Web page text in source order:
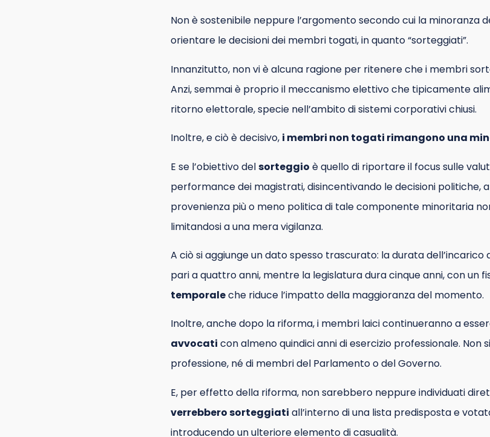
Non è sostenibile neppure l’argomento secondo cui la minoranza
orientare le decisioni dei membri togati, in quanto “sorteggiati”.
Innanzitutto, non vi è alcuna ragione per ritenere che i membri
Anzi, semmai è proprio il meccanismo elettivo che tipicamente
ritorno elettorale, specie nell’ambito di sistemi corporativi chiusi.
Inoltre, e ciò è decisivo, i membri non togati rimangono una
E se l’obiettivo delsorteggio è quello di riportare il focus sulle
performance dei magistrati, disincentivando le decisioni politiche,
provenienza più o meno politica di tale componente minoritaria
limitandosi a una mera vigilanza.
A ciò si aggiunge un dato spesso trascurato: la durata dell’incarico
pari a quattro anni, mentre la legislatura dura cinque anni, con un
temporaleche riduce l’impatto della maggioranza del momento.
Inoltre, anche dopo la riforma, i membri laici continueranno a
avvocati con almeno quindici anni di esercizio professionale. Non
professione, né di membri del Parlamento o del Governo.
E, per effetto della riforma, non sarebbero neppure individuati
verrebbero sorteggiati all’interno di una lista predisposta e
introducendo un ulteriore elemento di casualità.